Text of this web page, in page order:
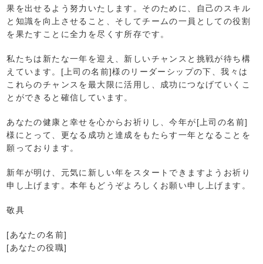
果を出せるよう努力いたします。そのために、自己のスキル
と知識を向上させること、そしてチームの一員としての役割
を果たすことに全力を尽くす所存です。
私たちは新たな一年を迎え、新しいチャンスと挑戦が待ち構
えています。[上司の名前]様のリーダーシップの下、我々は
これらのチャンスを最大限に活用し、成功につなげていくこ
とができると確信しています。
あなたの健康と幸せを心からお祈りし、今年が[上司の名前]
様にとって、更なる成功と達成をもたらす一年となることを
願っております。
新年が明け、元気に新しい年をスタートできますようお祈り
申し上げます。本年もどうぞよろしくお願い申し上げます。
敬具
[あなたの名前]
[あなたの役職]